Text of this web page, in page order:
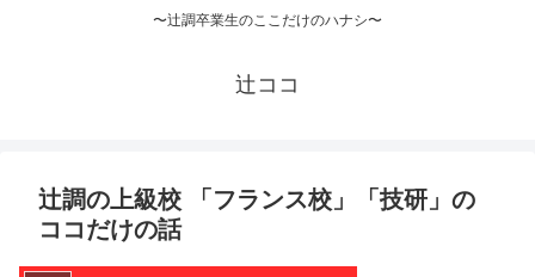
〜辻調卒業生のここだけのハナシ〜
辻ココ
辻調の上級校 「フランス校」「技研」の
ココだけの話